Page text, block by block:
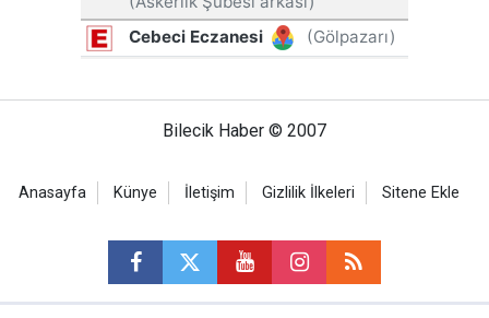
Bilecik Haber © 2007
Anasayfa Künye İletişim Gizlilik İlkeleri Sitene Ekle